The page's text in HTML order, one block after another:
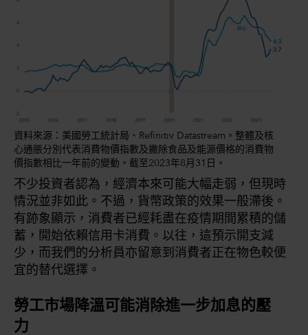
資料來源：美國勞工統計局、Refinitiv Datastream。整體及核
心通脹分別代表消費物價指數及撇除食品及能源價格的消費物
價指數相比一年前的變動。截至2023年8月31日。
不少投資者認為，經濟本來可能大幅走弱，但現時
情況並非如此。不過，貨幣政策的效果一般滯後。
有跡象顯示，消費者已經耗盡在疫情期間累積的儲
蓄，開始依賴信用卡消費。以往，這預示開支減
少，而我們的分析員亦留意到消費者正在物色較便
宜的替代選擇。
勞工市場降溫可能消除進一步加息的壓
力